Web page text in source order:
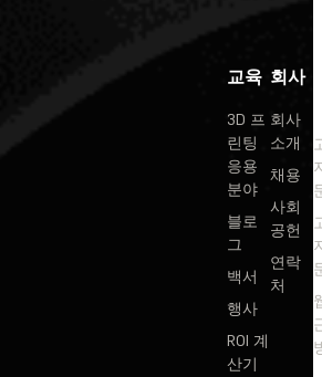
교육
3D 프
린팅
응용
분야
블로
그
백서
행사
ROI 계
산기
회사
회사
소개
채용
사회
공헌
연락
처